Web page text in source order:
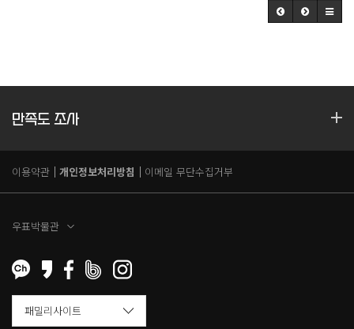
만족도 조사
이용약관 개인정보처리방침 이메일 무단수집거부
우표박물관